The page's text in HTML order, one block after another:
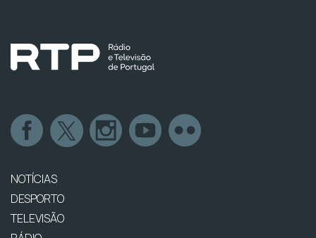
NOTÍCIAS
DESPORTO
TELEVISÃO